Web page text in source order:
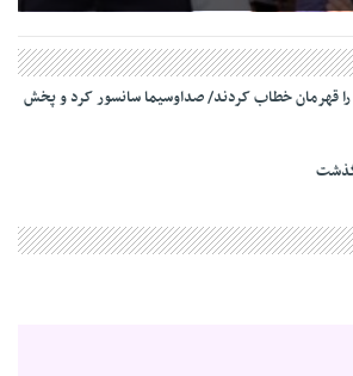
قهرمان خطاب کردند/ صداوسیما سانسور کرد و پخش